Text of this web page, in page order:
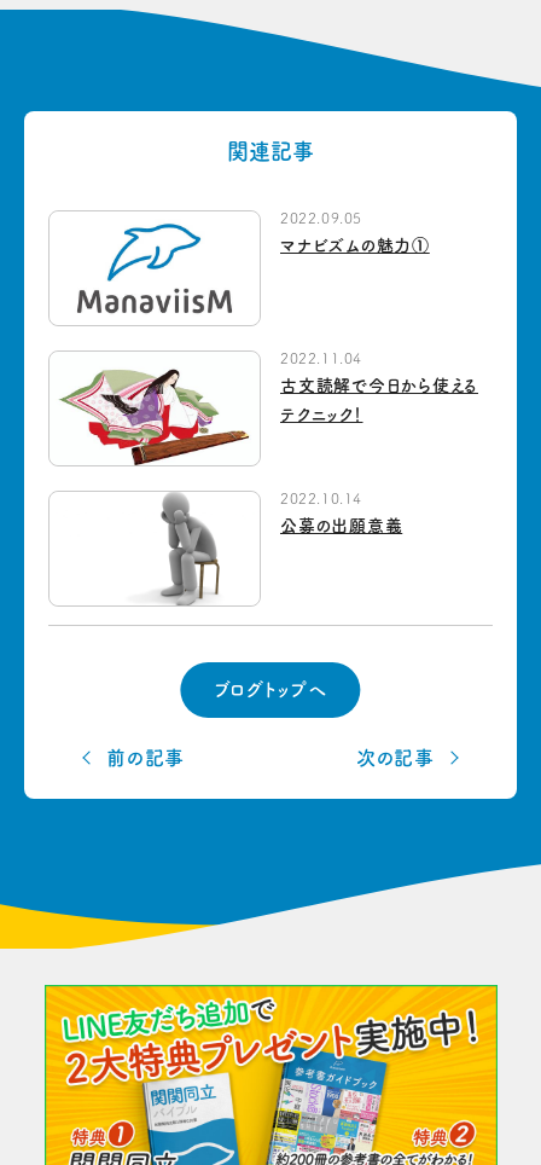
関連記事
2022.09.05
マナビズムの魅力①
2022.11.04
古文読解で今日から使える
テクニック！
2022.10.14
公募の出願意義
前の記事
ブログトップへ
次の記事